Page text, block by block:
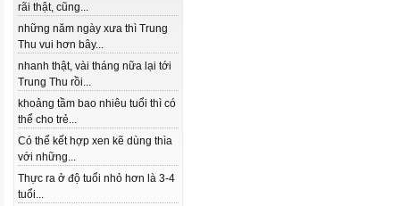
rãi thật, cũng...
những năm ngày xưa thì Trung
Thu vui hơn bây...
nhanh thật, vài tháng nữa lại tới
Trung Thu rồi...
khoảng tầm bao nhiêu tuổi thì có
thể cho trẻ...
Có thể kết hợp xen kẽ dùng thìa
với những...
Thực ra ở độ tuổi nhỏ hơn là 3-4
tuổi...